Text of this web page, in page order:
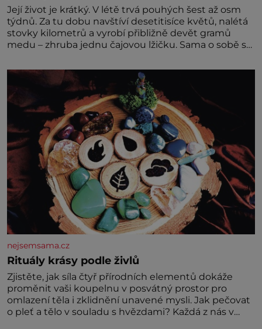
Její život je krátký. V létě trvá pouhých šest až osm
týdnů. Za tu dobu navštíví desetitisíce květů, nalétá
stovky kilometrů a vyrobí přibližně devět gramů
medu – zhruba jednu čajovou lžičku. Sama o sobě se
dalšími desítkami tisíc příslušnic svého včelstva,
vznikne jeden z nejdokonalejších organismů
nejsemsama.cz
Rituály krásy podle živlů
Zjistěte, jak síla čtyř přírodních elementů dokáže
proměnit vaši koupelnu v posvátný prostor pro
omlazení těla i zklidnění unavené mysli. Jak pečovat
o pleť a tělo v souladu s hvězdami? Každá z nás v